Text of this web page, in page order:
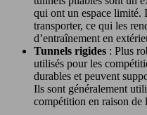
qui ont un espace limité.
transporter, ce qui les
d’entraînement en
Tunnels rigides : Plus
utilisés pour les
durables et peuvent
Ils sont généralement
compétition en raison de